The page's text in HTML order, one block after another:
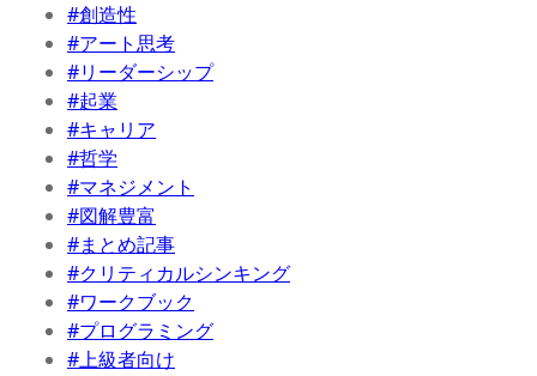
#創造性
#アート思考
#リーダーシップ
#起業
#キャリア
#哲学
#マネジメント
#図解豊富
#まとめ記事
#クリティカルシンキング
#ワークブック
#プログラミング
#上級者向け